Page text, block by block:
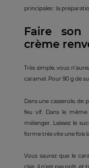
principales : la
Faire son
crème
Très simple, vous
caramel. Pour 90 g de
Dans une casserole, de
feu vif. Dans le
mélanger. Laissez le
forme très vite une fois
Vous saurez que le